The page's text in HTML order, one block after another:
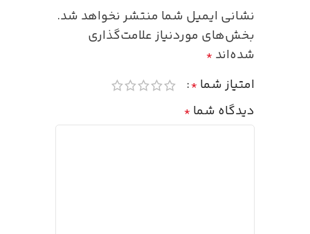
نشانی ایمیل شما منتشر نخواهد شد.
بخش‌های موردنیاز علامت‌گذاری
شده‌اند *
امتیاز شما *
دیدگاه شما *